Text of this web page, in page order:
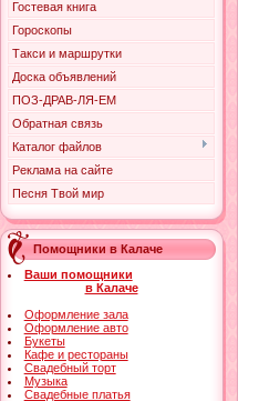
Гостевая книга
Гороскопы
Такси и маршрутки
Доска объявлений
ПОЗ-ДРАВ-ЛЯ-ЕМ
Обратная связь
Каталог файлов
Реклама на сайте
Песня Твой мир
Помощники в Калаче
Ваши помощники
в Калаче
Оформление зала
Оформление авто
Букеты
Кафе и рестораны
Свадебный торт
Музыка
Свадебные платья